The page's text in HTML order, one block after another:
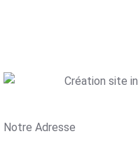
Notre Adresse